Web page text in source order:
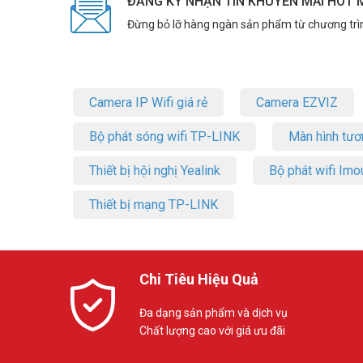
* Ắc-quy dự phòng mua thêm
Đừng bỏ lỡ hàng ngàn sản phẩm từ chương
Camera IP Wifi giá rẻ Camera EZVIZ
Bộ phát sóng wifi TP-LINK Màn hình
Thiết bị hội nghị Yealink Bộ phát wifi
Thiết bị mạng TP-LINK
Chi Tiêu Hiệu Quả
Đa dạng sản phẩm và dịch vụ
Chất lượng cao với giá ưu đãi